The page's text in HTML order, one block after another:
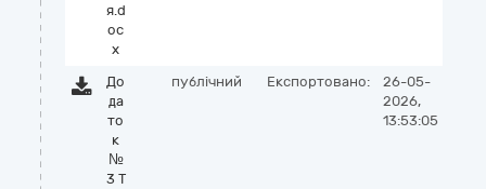
я.d
oc
x
До
да
то
к
№
3 Т
публічний Експортовано:
26-05-
2026,
13:53:05